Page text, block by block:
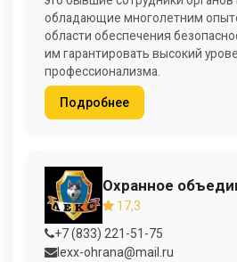
обладающие многолетним
области обеспечения
им гарантировать высокий
профессионализма.
Подробнее
Охранное
17,3
+7 (833) 221-51-75
lexx-ohrana@mail.ru